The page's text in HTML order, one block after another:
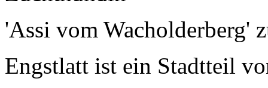
'Assi vom Wacholderberg'
Engstlatt ist ein Stadtteil